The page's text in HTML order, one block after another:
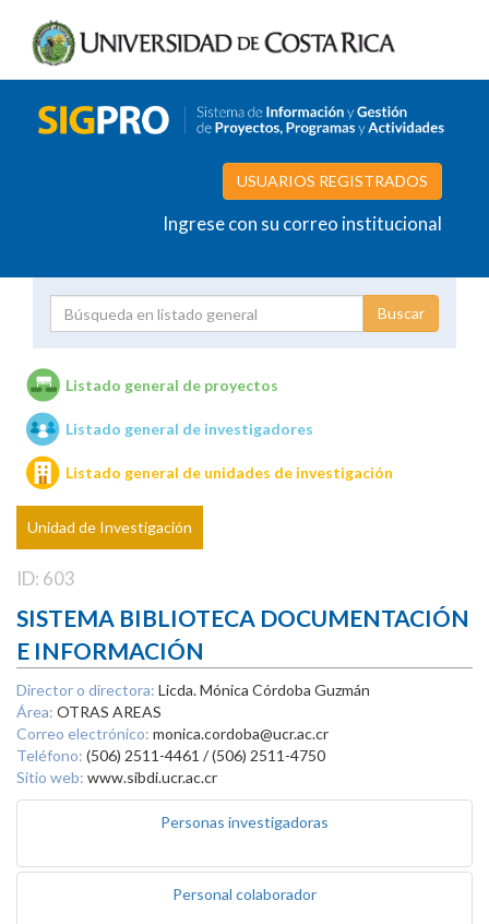
USUARIOS REGISTRADOS
Ingrese con su correo institucional
Unidades de investigación
Listado general de proyectos
Listado general de investigadores
Listado general de unidades de investigación
Unidad de Investigación
ID: 603
SISTEMA BIBLIOTECA DOCUMENTACIÓN
E INFORMACIÓN
Director o directora: Licda. Mónica Córdoba Guzmán
Área: OTRAS AREAS
Correo electrónico: monica.cordoba@ucr.ac.cr
Teléfono: (506) 2511-4461 / (506) 2511-4750
Sitio web: www.sibdi.ucr.ac.cr
Personas investigadoras
Personal colaborador